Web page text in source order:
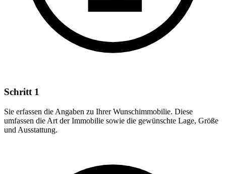
Schritt 1
Sie erfassen die Angaben zu Ihrer Wunschimmobilie. Diese
umfassen die Art der Immobilie sowie die gewünschte Lage, Größe
und Ausstattung.